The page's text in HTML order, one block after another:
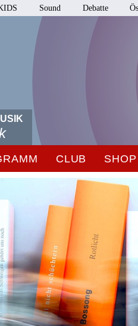
Sound Debatte
CLUB SHOP